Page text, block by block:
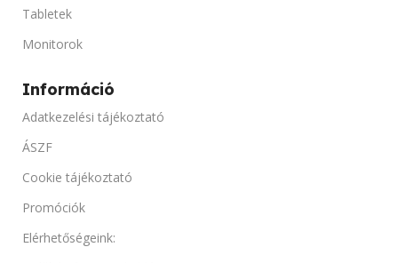
TARTO
SZINEK Fekete
Tabletek
Monitorok
Információ
Adatkezelési tájékoztató
ÁSZF
Cookie tájékoztató
Promóciók
Elérhetőségeink: